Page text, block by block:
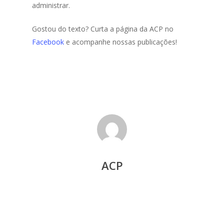
administrar.
Gostou do texto? Curta a página da ACP no
Facebook e acompanhe nossas publicações!
ACP